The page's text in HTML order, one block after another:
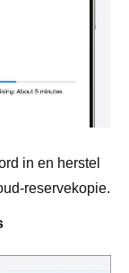
in en herstel
reservekopie.